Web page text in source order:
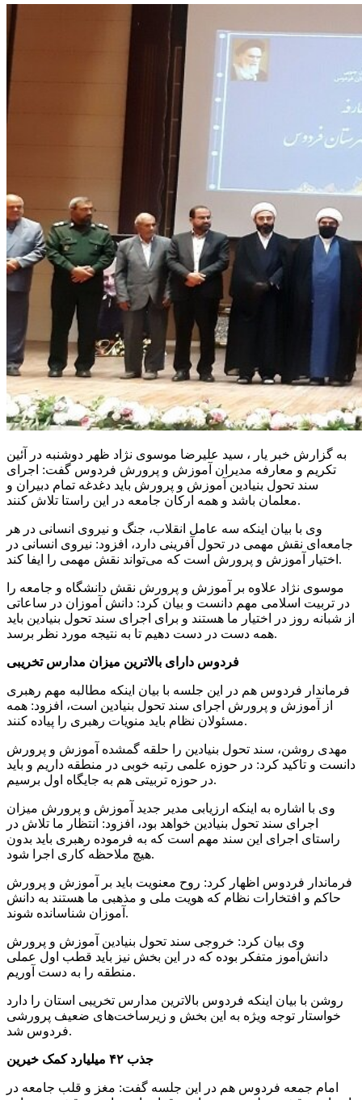
به گزارش خبر یار ، سید علیرضا موسوی نژاد ظهر دوشنبه در آئین
تکریم و معارفه مدیران آموزش و پرورش فردوس گفت: اجرای
سند تحول بنیادین آموزش و پرورش باید دغدغه تمام دبیران و
معلمان باشد و همه ارکان جامعه در این راستا تلاش کنند.
وی با بیان اینکه سه عامل انقلاب، جنگ و نیروی انسانی در هر
جامعه‌ای نقش مهمی در تحول آفرینی دارد، افزود: نیروی انسانی در
اختیار آموزش و پرورش است که می‌تواند نقش مهمی را ایفا کند.
موسوی نژاد علاوه بر آموزش و پرورش نقش دانشگاه و جامعه را
در تربیت اسلامی مهم دانست و بیان کرد: دانش آموزان در ساعاتی
از شبانه روز در اختیار ما هستند و برای اجرای سند تحول بنیادین باید
همه دست در دست دهیم تا به نتیجه مورد نظر برسد.
فردوس دارای بالاترین میزان مدارس تخریبی
فرماندار فردوس هم در این جلسه با بیان اینکه مطالبه مهم رهبری
از آموزش و پرورش اجرای سند تحول بنیادین است، افزود: همه
مسئولان نظام باید منویات رهبری را پیاده کنند.
مهدی روشن، سند تحول بنیادین را حلقه گمشده آموزش و پرورش
دانست و تاکید کرد: در حوزه علمی رتبه خوبی در منطقه داریم و باید
در حوزه تربیتی هم به جایگاه اول برسیم.
وی با اشاره به اینکه ارزیابی مدیر جدید آموزش و پرورش میزان
اجرای سند تحول بنیادین خواهد بود، افزود: انتظار ما تلاش در
راستای اجرای این سند مهم است که به فرموده رهبری باید بدون
هیچ ملاحظه کاری اجرا شود.
فرماندار فردوس اظهار کرد: روح معنویت باید بر آموزش و پرورش
حاکم و افتخارات نظام که هویت ملی و مذهبی ما هستند به دانش
آموزان شناسانده شوند.
وی بیان کرد: خروجی سند تحول بنیادین آموزش و پرورش
دانش‌آموز متفکر بوده که در این بخش نیز باید قطب اول عملی
منطقه را به دست آوریم.
روشن با بیان اینکه فردوس بالاترین مدارس تخریبی استان را دارد
خواستار توجه ویژه به این بخش و زیرساخت‌های ضعیف پرورشی
فردوس شد.
جذب ۴۲ میلیارد کمک خیرین
امام جمعه فردوس هم در این جلسه گفت: مغز و قلب جامعه در